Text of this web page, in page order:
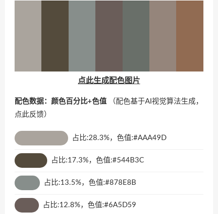
点此生成配色图片
配色数据：颜色百分比+色值 （配色基于AI视觉算法生成，
点此反馈）
占比:28.3%，色值:#AAA49D
占比:17.3%，色值:#544B3C
占比:13.5%，色值:#878E8B
占比:12.8%，色值:#6A5D59